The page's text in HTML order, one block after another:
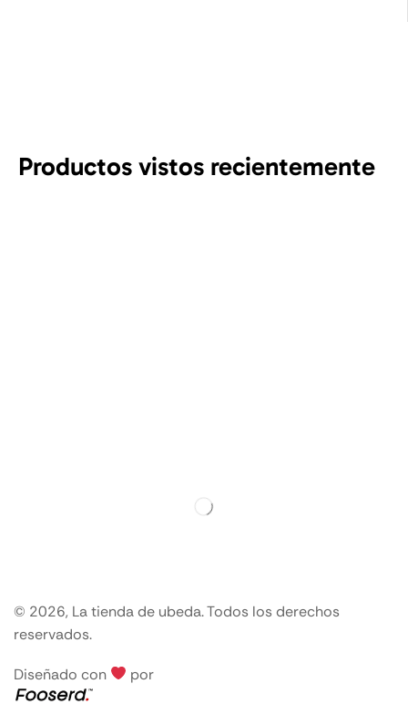
Productos vistos recientemente
© 2026, La tienda de ubeda. Todos los derechos
reservados.
Diseñado con por